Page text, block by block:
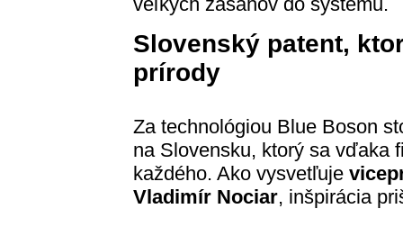
Slovenský patent,
prírody
Za technológiou Blue Boson
na Slovensku, ktorý sa vďaka
každého. Ako vysvetľuje
Vladimír Nociar, inšpirácia